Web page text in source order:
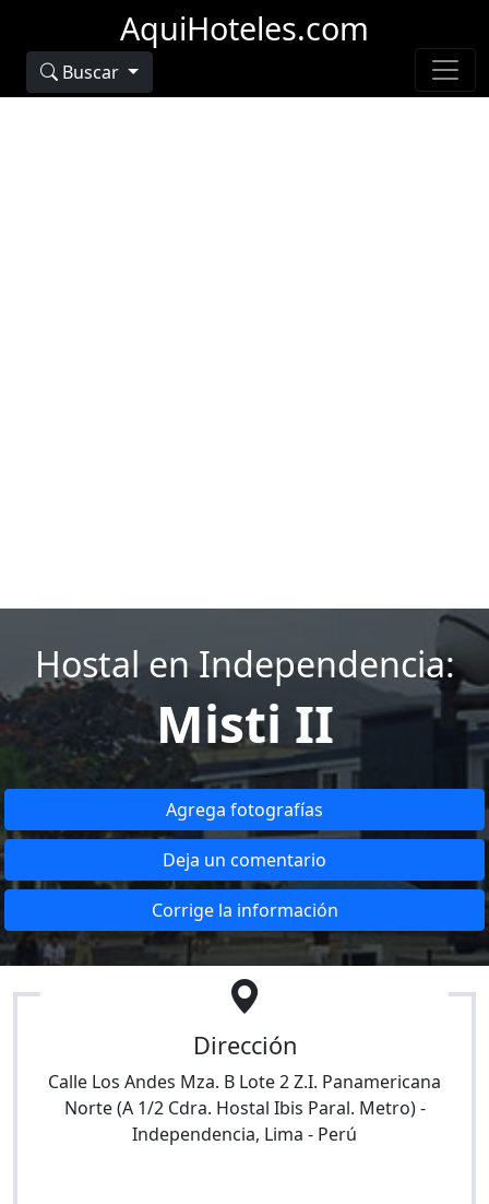
AquiHoteles.com
Buscar
Hostal en Independencia:
Misti II
Agrega fotografías
Deja un comentario
Corrige la información
Dirección
Calle Los Andes Mza. B Lote 2 Z.I. Panamericana
Norte (A 1/2 Cdra. Hostal Ibis Paral. Metro)-
Independencia, Lima - Perú